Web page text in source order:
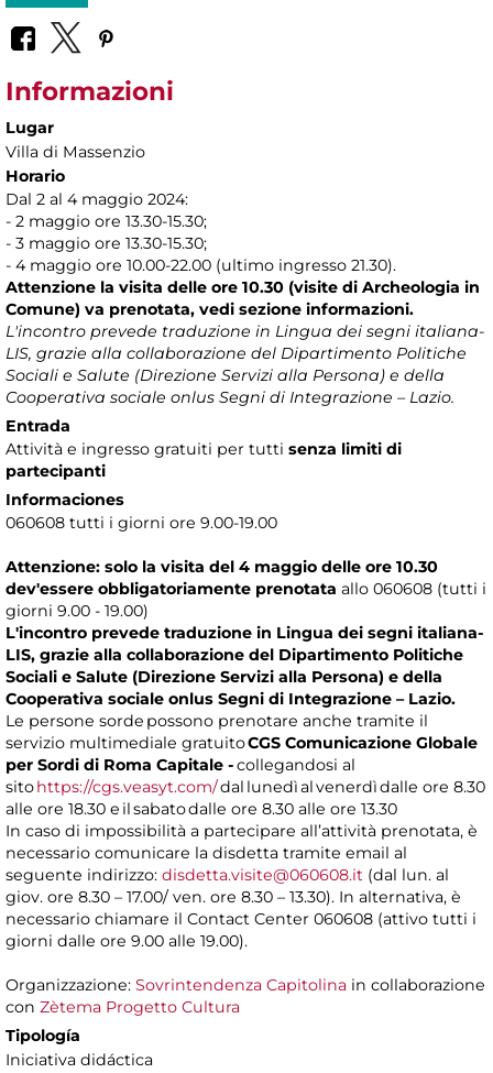
Informazioni
Lugar
Villa di Massenzio
Horario
Dal 2 al 4 maggio 2024:
- 2 maggio ore 13.30-15.30;
- 3 maggio ore 13.30-15.30;
- 4 maggio ore 10.00-22.00 (ultimo ingresso 21.30).
Attenzione la visita delle ore 10.30 (visite di Archeologia in
Comune) va prenotata, vedi sezione informazioni.
L'incontro prevede traduzione in Lingua dei segni italiana-
LIS, grazie alla collaborazione del Dipartimento Politiche
Sociali e Salute (Direzione Servizi alla Persona) e della
Cooperativa sociale onlus Segni di Integrazione – Lazio.
Entrada
Attività e ingresso gratuiti per tutti senza limiti di
partecipanti
Informaciones
060608 tutti i giorni ore 9.00-19.00
Attenzione: solo la visita del 4 maggio delle ore 10.30
dev'essere obbligatoriamente prenotata allo 060608 (tutti i
giorni 9.00 - 19.00)
L'incontro prevede traduzione in Lingua dei segni italiana-
LIS, grazie alla collaborazione del Dipartimento Politiche
Sociali e Salute (Direzione Servizi alla Persona) e della
Cooperativa sociale onlus Segni di Integrazione – Lazio.
Le persone sorde possono prenotare anche tramite il
servizio multimediale gratuitoCGS Comunicazione Globale
per Sordi di Roma Capitale -collegandosi al
sitohttps://cgs.veasyt.com/dal lunedì al venerdì dalle ore 8.30
alle ore 18.30 e il sabato dalle ore 8.30 alle ore 13.30
In caso di impossibilità a partecipare all’attività prenotata, è
necessario comunicare la disdetta tramite email al
seguente indirizzo: disdetta.visite@060608.it (dal lun. al
giov. ore 8.30 – 17.00/ ven. ore 8.30 – 13.30). In alternativa, è
necessario chiamare il Contact Center 060608 (attivo tutti i
giorni dalle ore 9.00 alle 19.00).
Organizzazione: Sovrintendenza Capitolina in collaborazione
con Zètema Progetto Cultura
Tipología
Iniciativa didáctica